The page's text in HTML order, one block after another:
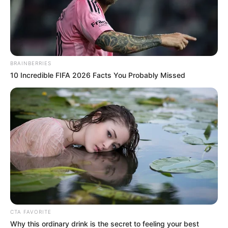
Mary Nelly Casadiegos, delegada del Instituto
Departamental de Saluden la región del Catatumbo,
BRAINBERRIES
10 Incredible FIFA 2026 Facts You Probably Missed
CTA FAVORITE
Why this ordinary drink is the secret to feeling your best